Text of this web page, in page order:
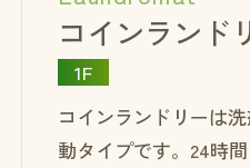
コインランド
1F
コインランドリーは
動タイプです。24時